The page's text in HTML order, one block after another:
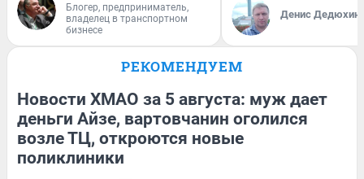
Блогер, предприниматель,
владелец в транспортном
бизнесе
Денис Дедюхин
РЕКОМЕНДУЕМ
Новости ХМАО за 5 августа: муж дает
деньги Айзе, вартовчанин оголился
возле ТЦ, откроются новые
поликлиники